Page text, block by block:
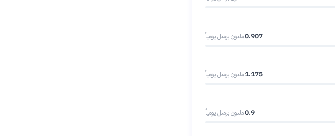
0.907مليون برميل يومياً
1.175مليون برميل يومياً
0.9مليون برميل يومياً